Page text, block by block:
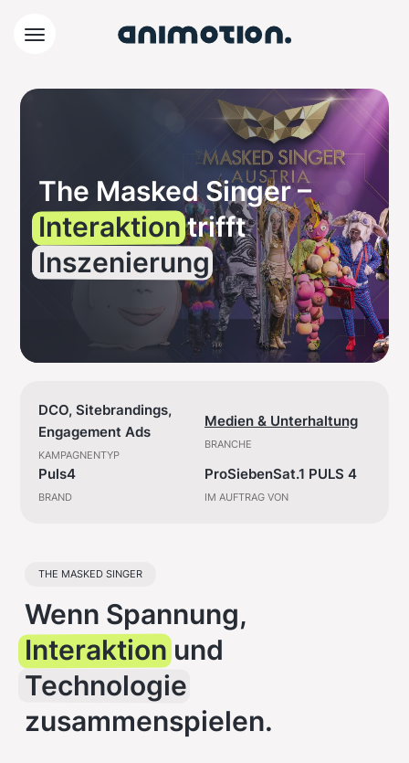
The Masked Singer –
Interaktiontrifft
Inszenierung
DCO, Sitebrandings,
Engagement Ads
KAMPAGNENTYP
Medien & Unterhaltung
BRANCHE
Puls4
BRAND
ProSiebenSat.1 PULS 4
IM AUFTRAG VON
THE MASKED SINGER
Wenn Spannung,
Interaktionund
Technologie
zusammenspielen.